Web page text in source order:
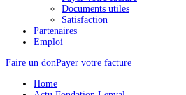
Documents utiles
Satisfaction
Partenaires
Emploi
Faire un donPayer votre facture
Home